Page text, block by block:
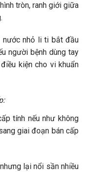
tròn, ranh giới giữa
nước nhỏ li ti bắt đầu
người bệnh dùng tay
kiện cho vi khuẩn
tính nếu như không
giai đoạn bán cấp
lại nổi sần nhiều